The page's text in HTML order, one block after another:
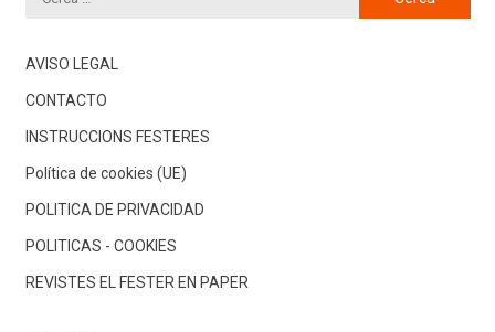
AVISO LEGAL
CONTACTO
INSTRUCCIONS FESTERES
Política de cookies (UE)
POLITICA DE PRIVACIDAD
POLITICAS - COOKIES
REVISTES EL FESTER EN PAPER